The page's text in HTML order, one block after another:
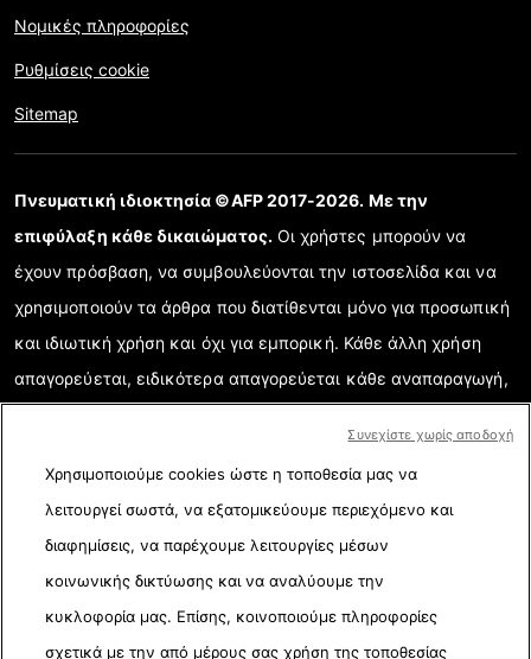
Νομικές πληροφορίες
Ρυθμίσεις cookie
Sitemap
Πνευματική ιδιοκτησία ©AFP 2017-2026. Με την
επιφύλαξη κάθε δικαιώματος.Οι χρήστες μπορούν να
έχουν πρόσβαση, να συμβουλεύονται την ιστοσελίδα και να
χρησιμοποιούν τα άρθρα που διατίθενται μόνο για προσωπική
και ιδιωτική χρήση και όχι για εμπορική. Κάθε άλλη χρήση
απαγορεύεται, ειδικότερα απαγορεύεται κάθε αναπαραγωγή,
περιεχομένου της ιστοσελίδας για κάθε άλλο σκοπό ή/και με
κάθε άλλο τρόπο χωρίς την ειδική υπογραμμένη συμφωνία
σχετικής άδειας με το AFP. Όταν χρειάζεται και για την ορθή
κατανόηση της επαληθευμένης πληροφορίας, τα στοιχεία που
αναλύονται παρουσιάζονται σε ηλεκτρονικούς συνδέσμους
(link). Το AFP δεν έχει σχετική άδεια από τους δημιουργούς
Χρησιμοποιούμε cookies ώστε η τοποθεσία μας να
λειτουργεί σωστά, να εξατομικεύουμε περιεχόμενο και
διαφημίσεις, να παρέχουμε λειτουργίες μέσων
κοινωνικής δικτύωσης και να αναλύουμε την
κυκλοφορία μας. Επίσης, κοινοποιούμε πληροφορίες
σχετικά με την από μέρους σας χρήση της τοποθεσίας
Συνεχίστε χωρίς αποδοχή